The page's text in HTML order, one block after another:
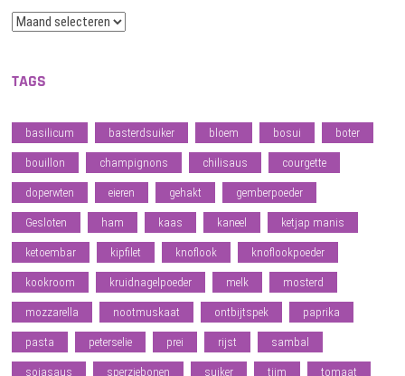
Archief
TAGS
basilicum basterdsuiker bloem bosui boter
bouillon champignons chilisaus courgette
doperwten eieren gehakt gemberpoeder
Gesloten ham kaas kaneel ketjap manis
ketoembar kipfilet knoflook knoflookpoeder
kookroom kruidnagelpoeder melk mosterd
mozzarella nootmuskaat ontbijtspek paprika
pasta peterselie prei rijst sambal
sojasaus sperziebonen suiker tijm tomaat